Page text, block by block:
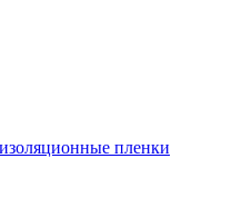
пленки